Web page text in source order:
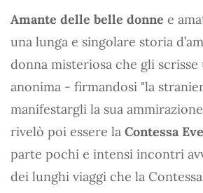
Amante delle belle donne e
una lunga e singolare storia
donna misteriosa che gli
anonima - firmandosi "la
manifestargli la sua
rivelò poi essere la Contessa
parte pochi e intensi incontri
dei lunghi viaggi che la